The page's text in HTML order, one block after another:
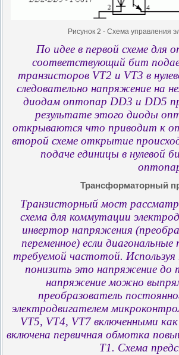
Рисунок 2 - Схема управления
По идее в первой схеме
соответствующий бит
транзисторов VT2 и VT3 в
следовательно напряжение на
диодам оптопар DD3 и DD5
результате этого диоды
открываются что приводит к
второй схеме открытие
подаче единицы в
Трансформаторный
Транзисторный мост
схема для коммутации
инвертор напряжения
переменное) если
требуемой частотой.
понизить это напряжение до
напряжение можно
преобразователь
электродвигателем
VT5, VT4, VT7 включенными
включена первичная обмотка
Т1. Схема